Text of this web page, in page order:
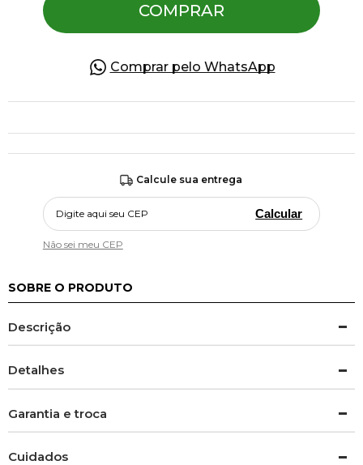
COMPRAR
Comprar pelo WhatsApp
Calcule sua entrega
Calcular
Não sei meu CEP
SOBRE O PRODUTO
Descrição
Detalhes
Garantia e troca
Cuidados